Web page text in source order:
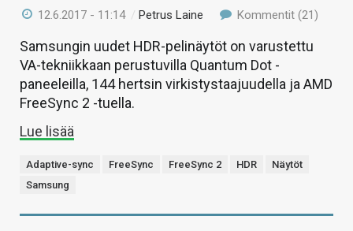
12.6.2017 - 11:14 /Petrus Laine Kommentit (21)
Samsungin uudet HDR-pelinäytöt on varustettu
VA-tekniikkaan perustuvilla Quantum Dot -
paneeleilla, 144 hertsin virkistystaajuudella ja AMD
FreeSync 2 -tuella.
Lue lisää
Adaptive-sync FreeSync FreeSync 2 HDR
Näytöt
Samsung